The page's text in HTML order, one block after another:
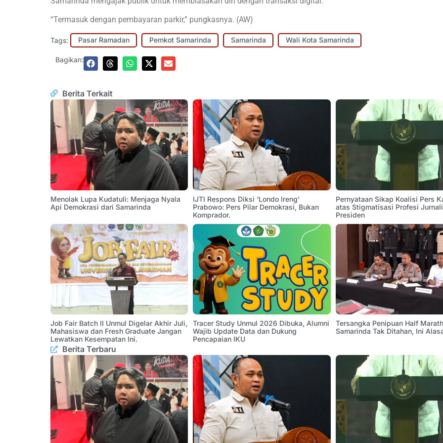
“Termasuk dengan pembayaran parkir,” pungkasnya. (AW)
Tags: Pasar Ramadan Pemkot Samarinda Samarinda Wali Kota Samarinda
Bagikan:
Berita Terkait
Menolak Lupa Kudatuli: Menjaga Nyala
Api Demokrasi dari Samarinda
IJTI Respons Diksi ‘Londo Ireng’
Prabowo: Pers Pilar Demokrasi, Bukan
Komprador.
Pernyataan Sikap Koalisi Pers
atas Stigmatisasi Profesi
Presiden
Job Fair Batch II Unmul Digelar Akhir Juli,
Mahasiswa dan Fresh Graduate Jangan
Lewatkan Kesempatan Ini.
Tracer Study Unmul 2026 Dibuka, Alumni
Wajib Update Data dan Dukung
Pencapaian IKU
Tersangka Penipuan Half
Samarinda Tak Ditahan, Ini
Berita Terbaru